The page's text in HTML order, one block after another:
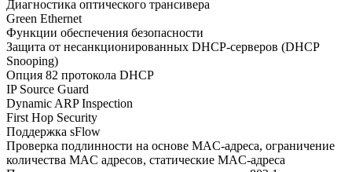
Диагностика оптического трансивера
Green Ethernet
Функции обеспечения безопасности
Защита от несанкционированных DHCP-серверов (DHCP
Snooping)
Опция 82 протокола DHCP
IP Source Guard
Dynamic ARP Inspection
First Hop Security
Поддержка sFlow
Проверка подлинности на основе MAC-адреса, ограничение
количества MAC адресов, статические MAC-адреса